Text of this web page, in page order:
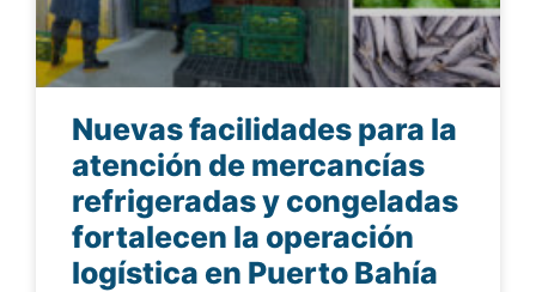
Nuevas facilidades para la
atención de mercancías
refrigeradas y congeladas
fortalecen la operación
logística en Puerto Bahía